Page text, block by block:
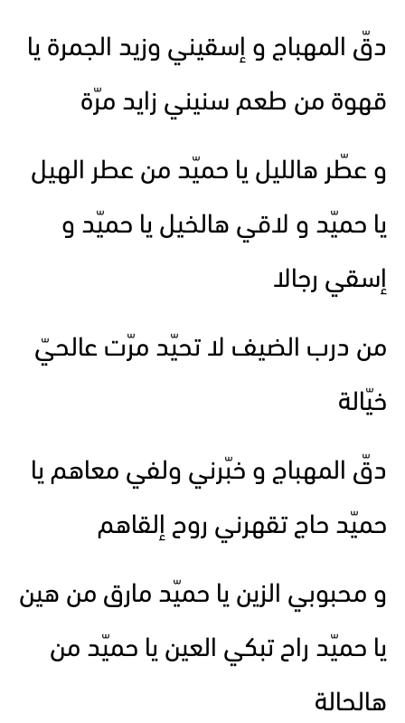
دقّ المهباج و إسقيني وزيد الجمرة يا
قهوة من طعم سنيني زايد مرّة
و عطّر هالليل يا حميّد من عطر الهيل
يا حميّد و لاقي هالخيل يا حميّد و
إسقي رجالا
من درب الضيف لا تحيّد مرّت عالحيّ
خيّالة
دقّ المهباج و خبّرني ولفي معاهم يا
حميّد حاج تقهرني روح إلقاهم
و محبوبي الزين يا حميّد مارق من هين
يا حميّد راح تبكي العين يا حميّد من
هالحالة